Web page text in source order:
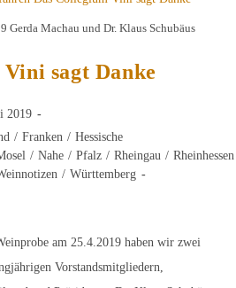
Machau und Dr. Klaus Schubäus
sagt Danke
2019
/ Franken / Hessische
/ Nahe / Pfalz / Rheingau / Rheinhessen
/ Württemberg
am 25.4.2019 haben wir zwei
Vorstandsmitgliedern,